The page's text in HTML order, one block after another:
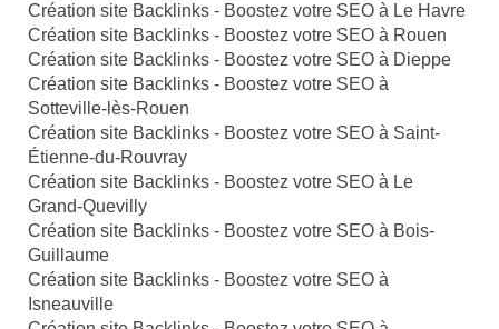
Création site Backlinks - Boostez votre SEO à Le Havre
Création site Backlinks - Boostez votre SEO à Rouen
Création site Backlinks - Boostez votre SEO à Dieppe
Création site Backlinks - Boostez votre SEO à
Sotteville-lès-Rouen
Création site Backlinks - Boostez votre SEO à Saint-
Étienne-du-Rouvray
Création site Backlinks - Boostez votre SEO à Le
Grand-Quevilly
Création site Backlinks - Boostez votre SEO à Bois-
Guillaume
Création site Backlinks - Boostez votre SEO à
Isneauville